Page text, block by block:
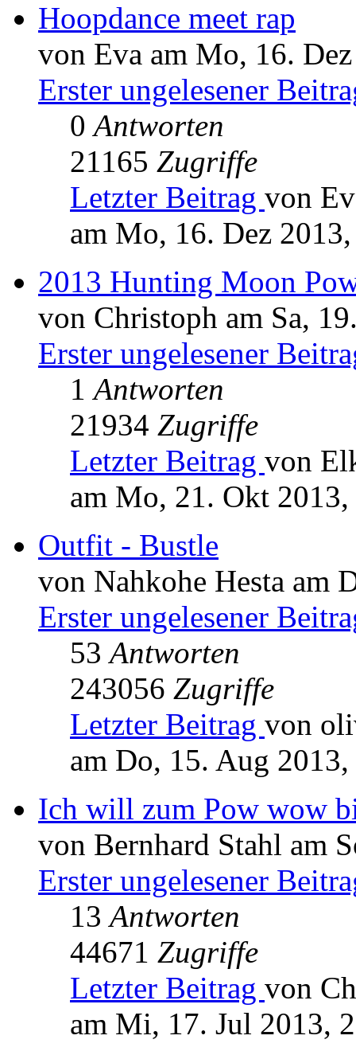
Hoopdance meet rap
von Eva am Mo, 16.
Erster ungelesener
0Antworten
21165 Zugriffe
Letzter Beitrag von
am Mo, 16. Dez
2013 Hunting Moon
von Christoph am Sa,
Erster ungelesener
1Antworten
21934 Zugriffe
Letzter Beitrag von
am Mo, 21. Okt
Outfit - Bustle
von Nahkohe Hesta am
Erster ungelesener
53Antworten
243056 Zugriffe
Letzter Beitrag von
am Do, 15. Aug
Ich will zum Pow wow
von Bernhard Stahl am
Erster ungelesener
13Antworten
44671 Zugriffe
Letzter Beitrag von
am Mi, 17. Jul 2013,